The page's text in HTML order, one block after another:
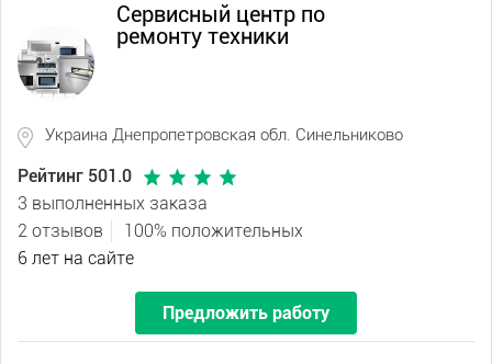
Сервисный центр по
ремонту техники
Украина Днепропетровская обл. Синельниково
Рейтинг 501.0
3 выполненных заказа
2 отзывов
100% положительных
6 лет на сайте
Предложить работу